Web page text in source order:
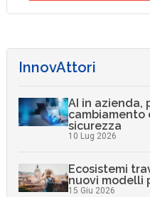
InnovAttori
AI in azienda,
cambiamento
sicurezza
10 Lug 2026
Ecosistemi
nuovi modelli
15 Giu 2026